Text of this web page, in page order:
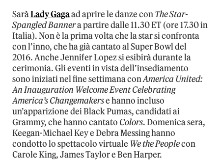
SaràLady Gagaad aprire le danze conThe Star-
Spangled Bannera partire dalle 11.30 ET (ore 17.30 in
Italia). Non è la prima volta che la star si confronta
con l’inno, che ha già cantato al Super Bowl del
2016. Anche Jennifer Lopez si esibirà durante la
cerimonia. Gli eventi in vista dell’insediamento
sono iniziati nel fine settimana conAmerica United:
An Inauguration Welcome Event Celebrating
America’s Changemakerse hanno incluso
un’apparizione dei Black Pumas, candidati ai
Grammy, che hanno cantato Colors. Domenica sera,
Keegan-Michael Key e Debra Messing hanno
condotto lo spettacolo virtuale We the Peoplecon
Carole King, James Taylor e Ben Harper.